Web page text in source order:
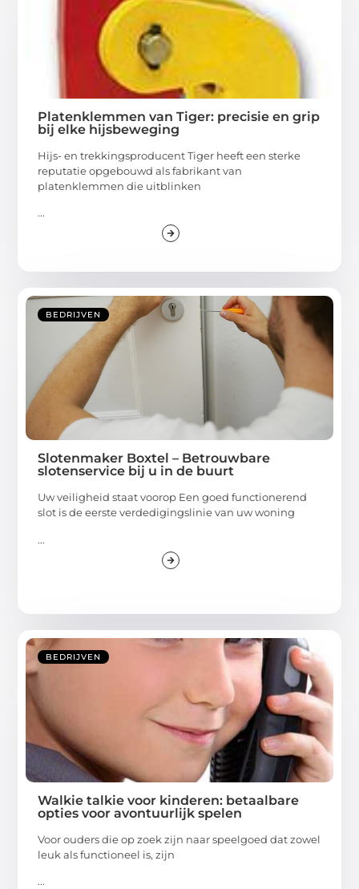
Platenklemmen van Tiger: precisie en grip
bij elke hijsbeweging
Hijs- en trekkingsproducent Tiger heeft een sterke
reputatie opgebouwd als fabrikant van
platenklemmen die uitblinken
...
BEDRIJVEN
Slotenmaker Boxtel – Betrouwbare
slotenservice bij u in de buurt
Uw veiligheid staat voorop Een goed functionerend
slot is de eerste verdedigingslinie van uw woning
...
BEDRIJVEN
Walkie talkie voor kinderen: betaalbare
opties voor avontuurlijk spelen
Voor ouders die op zoek zijn naar speelgoed dat zowel
leuk als functioneel is, zijn
...